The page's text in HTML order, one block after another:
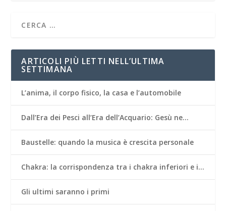
ARTICOLI PIÙ LETTI NELL’ULTIMA
SETTIMANA
L’anima, il corpo fisico, la casa e l’automobile
Dall’Era dei Pesci all’Era dell’Acquario: Gesù ne…
Baustelle: quando la musica è crescita personale
Chakra: la corrispondenza tra i chakra inferiori e i…
Gli ultimi saranno i primi